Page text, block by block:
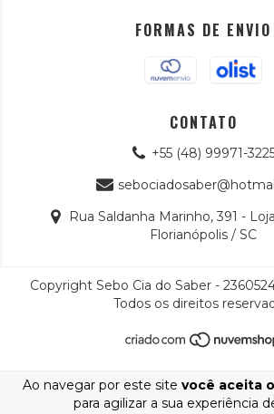
Ao navegar por este site você aceita
para agilizar a sua experiência
FORMAS DE ENVIO
CONTATO
+55 (48) 99971-
Rua Saldanha Marinho, 391 -
Florianópolis / SC
Copyright Sebo Cia do Saber -
Todos os direitos